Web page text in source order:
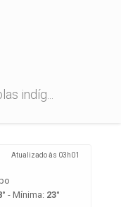
indíg...
Atualizado às 03h01
- Mínima: 23°